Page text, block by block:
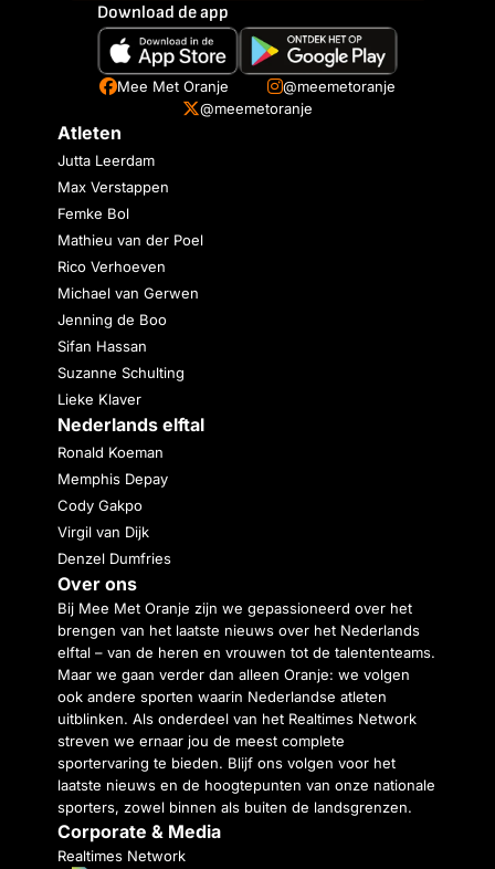
Download de app
Mee Met Oranje
@meemetoranje
@meemetoranje
Atleten
Jutta Leerdam
Max Verstappen
Femke Bol
Mathieu van der Poel
Rico Verhoeven
Michael van Gerwen
Jenning de Boo
Sifan Hassan
Suzanne Schulting
Lieke Klaver
Nederlands elftal
Ronald Koeman
Memphis Depay
Cody Gakpo
Virgil van Dijk
Denzel Dumfries
Over ons
Bij Mee Met Oranje zijn we gepassioneerd over het
brengen van het laatste nieuws over het Nederlands
elftal – van de heren en vrouwen tot de talententeams.
Maar we gaan verder dan alleen Oranje: we volgen
ook andere sporten waarin Nederlandse atleten
uitblinken. Als onderdeel van het Realtimes Network
streven we ernaar jou de meest complete
sportervaring te bieden. Blijf ons volgen voor het
laatste nieuws en de hoogtepunten van onze nationale
sporters, zowel binnen als buiten de landsgrenzen.
Corporate & Media
Realtimes Network